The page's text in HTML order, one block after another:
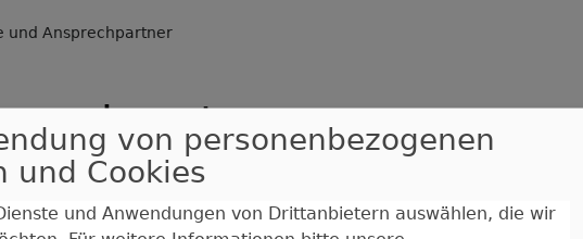
und Ansprechpartner
von personenbezogenen
und Cookies
und Anwendungen von Drittanbietern auswählen, die wir